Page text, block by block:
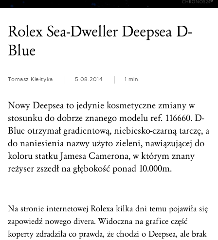
Rolex Sea-Dweller Deepsea D-
Blue
Tomasz Kiełtyka 5.08.2014 1 min.
Nowy Deepsea to jedynie kosmetyczne zmiany w
stosunku do dobrze znanego modelu ref. 116660. D-
Blue otrzymał gradientową, niebiesko-czarną tarczę, a
do naniesienia nazwy użyto zieleni, nawiązującej do
koloru statku Jamesa Camerona, w którym znany
reżyser zszedł na głębokość ponad 10.000m.
Na stronie internetowej Rolexa kilka dni temu pojawiła się
zapowiedź nowego divera. Widoczna na grafice część
koperty zdradziła co prawda, że chodzi o Deepsea, ale brak